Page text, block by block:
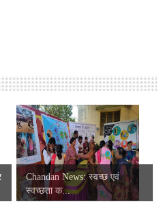
Chandan News: स्वच्छ एवं
स्वच्छता क...